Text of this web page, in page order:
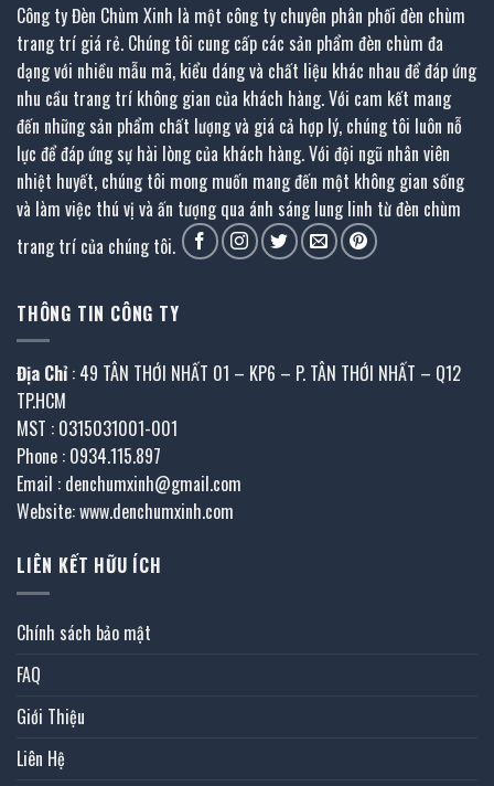
Công ty Đèn Chùm Xinh là một công ty chuyên phân phối đèn chùm
trang trí giá rẻ. Chúng tôi cung cấp các sản phẩm đèn chùm đa
dạng với nhiều mẫu mã, kiểu dáng và chất liệu khác nhau để đáp ứng
nhu cầu trang trí không gian của khách hàng. Với cam kết mang
đến những sản phẩm chất lượng và giá cả hợp lý, chúng tôi luôn nỗ
lực để đáp ứng sự hài lòng của khách hàng. Với đội ngũ nhân viên
nhiệt huyết, chúng tôi mong muốn mang đến một không gian sống
và làm việc thú vị và ấn tượng qua ánh sáng lung linh từ đèn chùm
trang trí của chúng tôi.
THÔNG TIN CÔNG TY
Địa Chỉ : 49 TÂN THỚI NHẤT 01 – KP6 – P. TÂN THỚI NHẤT – Q12
TP.HCM
MST : 0315031001-001
Phone : 0934.115.897
Email : denchumxinh@gmail.com
Website: www.denchumxinh.com
LIÊN KẾT HỮU ÍCH
Chính sách bảo mật
FAQ
Giới Thiệu
Liên Hệ